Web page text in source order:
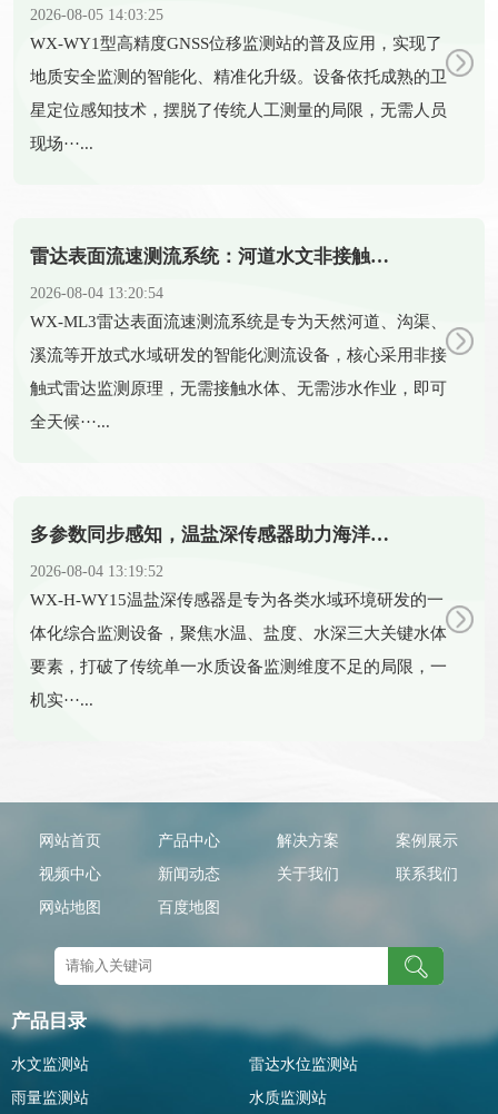
2026-08-05 14:03:25
​WX-WY1型高精度GNSS位移监测站的普及应用，实现了
地质安全监测的智能化、精准化升级。设备依托成熟的卫
星定位感知技术，摆脱了传统人工测量的局限，无需人员
现场···...
雷达表面流速测流系统：河道水文非接触式智能测流设备
2026-08-04 13:20:54
​WX-ML3雷达表面流速测流系统是专为天然河道、沟渠、
溪流等开放式水域研发的智能化测流设备，核心采用非接
触式雷达监测原理，无需接触水体、无需涉水作业，即可
全天候···...
多参数同步感知，温盐深传感器助力海洋科研新发展
2026-08-04 13:19:52
​WX-H-WY15温盐深传感器是专为各类水域环境研发的一
体化综合监测设备，聚焦水温、盐度、水深三大关键水体
要素，打破了传统单一水质设备监测维度不足的局限，一
机实···...
网站首页 产品中心 解决方案
案例展示
视频中心
新闻动态 关于我们
联系我们
网站地图
百度地图
产品目录
水文监测站
雷达水位监测站
雨量监测站
水质监测站